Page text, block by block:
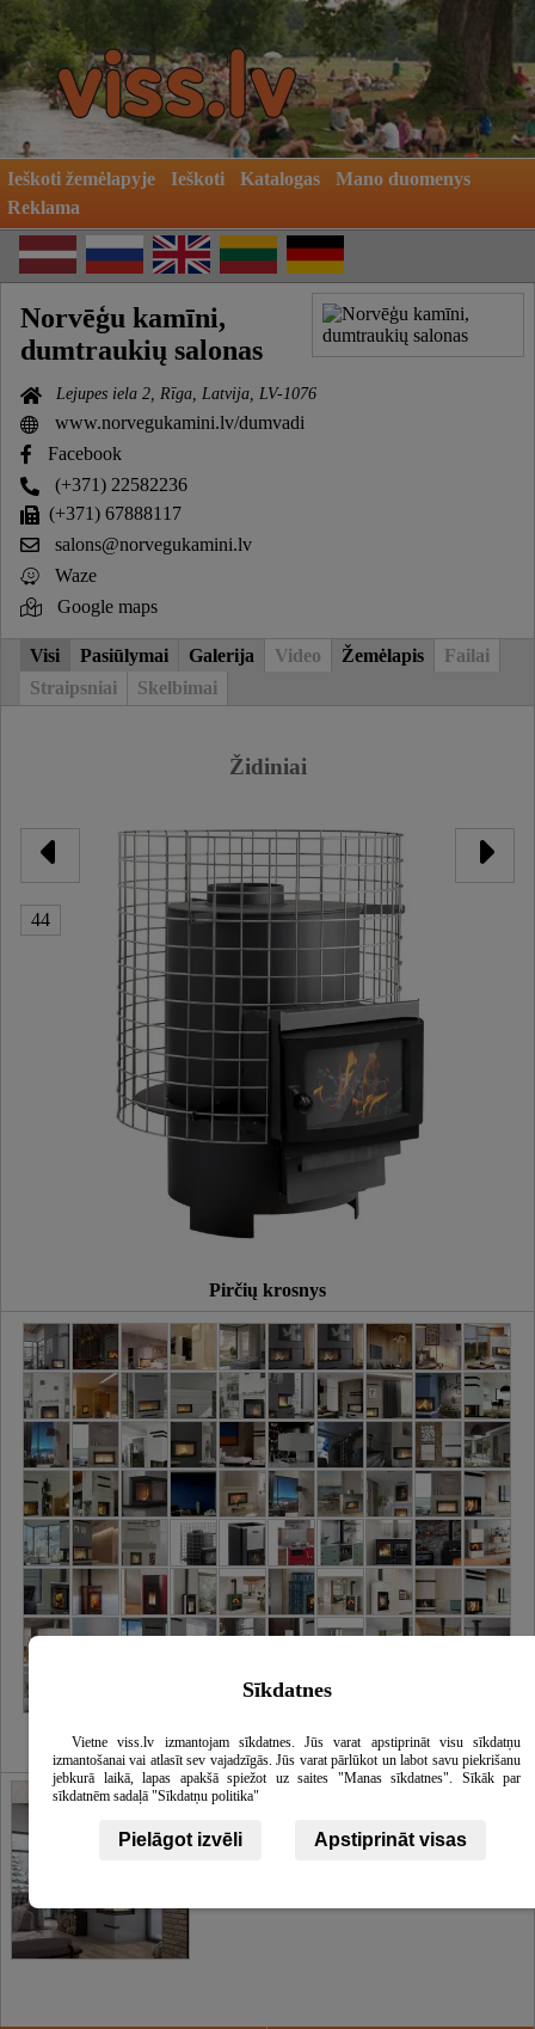
Ieškoti žemėlapyje Ieškoti Katalogas
Mano duomenys
Reklama
Norvēģu kamīni,
dumtraukių salonas
Lejupes iela 2, Rīga, Latvija, LV-1076
www.norvegukamini.lv/dumvadi
Facebook
(+371) 22582236
(+371) 67888117
salons@norvegukamini.lv
Waze
Google maps
Visi Pasiūlymai Galerija Video Žemėlapis
Failai
Straipsniai
Skelbimai
Židiniai
44
Pirčių krosnys
Židiniai
Sīkdatnes
Vietne viss.lv izmantojam sīkdatnes. Jūs varat apstiprināt visu sīkdatņu
izmantošanai vai atlasīt sev vajadzīgās. Jūs varat pārlūkot un labot savu piekrišanu
jebkurā laikā, lapas apakšā spiežot uz saites "Manas sīkdatnes". Sīkāk par
sīkdatnēm sadaļā "Sīkdatņu politika"
Pielāgot izvēli Apstiprināt visas